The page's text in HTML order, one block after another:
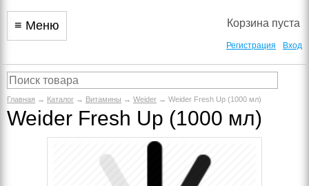
≡ Меню Корзина пуста
Регистрация Вход
Главная → Каталог → Витамины → Weider → Weider Fresh Up (1000 мл)
Weider Fresh Up (1000 мл)